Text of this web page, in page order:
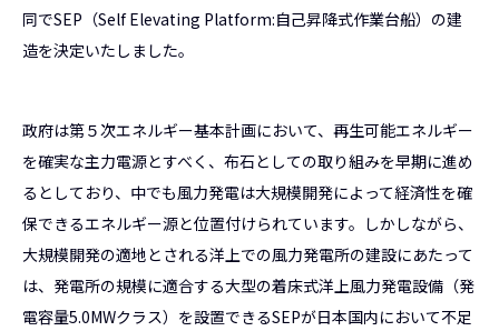
マルチステークホルダー方針
同でSEP（Self Elevating Platform:自己昇降式作業台船）の建
造を決定いたしました。
政府は第５次エネルギー基本計画において、再生可能エネルギー
を確実な主力電源とすべく、布石としての取り組みを早期に進め
るとしており、中でも風力発電は大規模開発によって経済性を確
保できるエネルギー源と位置付けられています。しかしながら、
大規模開発の適地とされる洋上での風力発電所の建設にあたって
は、発電所の規模に適合する大型の着床式洋上風力発電設備（発
電容量5.0MWクラス）を設置できるSEPが日本国内において不足